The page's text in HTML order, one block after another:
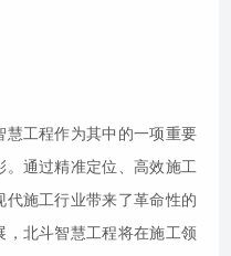
工程作为其中的一项重要
通过精准定位、高效施工
施工行业带来了革命性的
北斗智慧工程将在施工领